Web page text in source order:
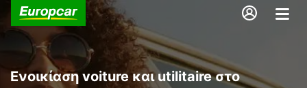
Ενοικίαση voiture και utilitaire στο